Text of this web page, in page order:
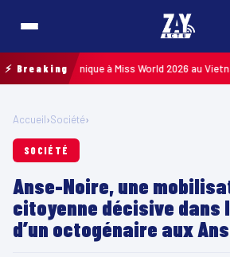
⚡ Breaking
Martinique à Miss World 2026 au Vietnam
Accueil›Société›
SOCIÉTÉ
Anse-Noire, une
citoyenne décisive dans
d’un octogénaire aux